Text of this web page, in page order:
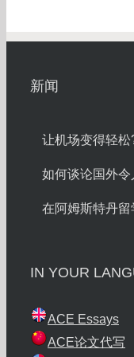
新闻
让机场变得轻松
如何谈论国外
在阿姆斯特丹
IN YOUR
ACE Essays
ACE论文代写